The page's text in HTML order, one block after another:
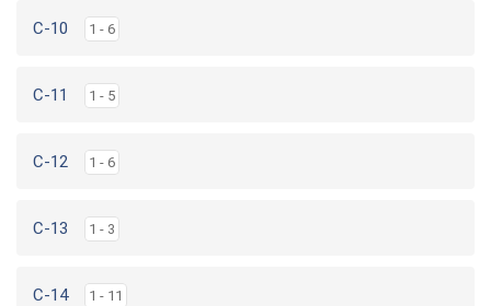
C-10 1 - 6
C-11 1 - 5
C-12 1 - 6
C-13 1 - 3
C-14 1 - 11